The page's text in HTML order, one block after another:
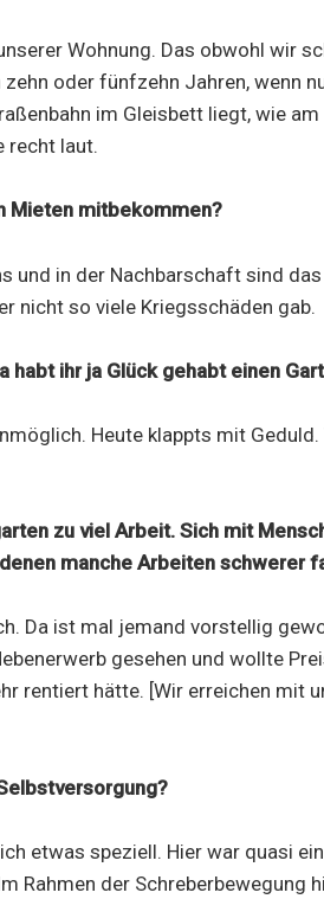
Wohnung. Das obwohl wir
oder fünfzehn Jahren, wenn
im Gleisbett liegt, wie
recht laut.
Mieten mitbekommen?
und in der Nachbarschaft sind
nicht so viele Kriegsschäden gab.
habt ihr ja Glück gehabt einen
Heute klappts mit
zu viel Arbeit. Sich mit
manche Arbeiten schwerer
Da ist mal jemand vorstellig
gesehen und wollte
rentiert hätte. [Wir erreichen mit
etwas speziell. Hier war quasi
Rahmen der Schreberbewegung